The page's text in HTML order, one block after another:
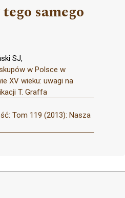
samego
SJ,
w Polsce w
XV wieku: uwagi na
T. Graffa
Tom 119 (2013): Nasza